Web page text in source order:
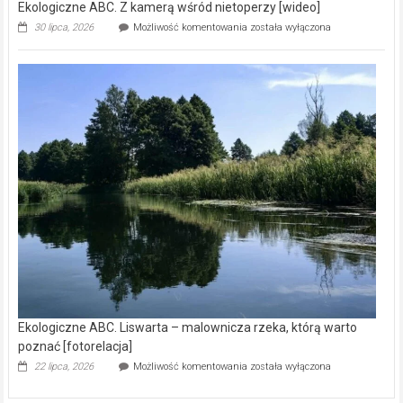
Ekologiczne ABC. Z kamerą wśród nietoperzy [wideo]
30 lipca, 2026 Możliwość komentowania Ekologiczne
kamerą
wśród
została wyłączona
Ekologiczne ABC. Liswarta – malownicza rzeka, którą warto
poznać [fotorelacja]
22 lipca, 2026 Możliwość komentowania Ekologiczne
została wyłączona